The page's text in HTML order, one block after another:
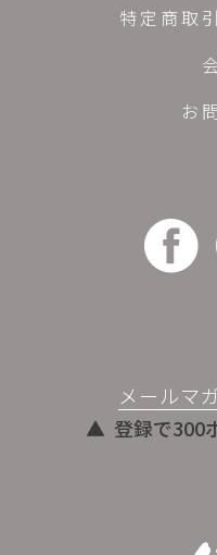
メールマ
登録で300
特定商取
お